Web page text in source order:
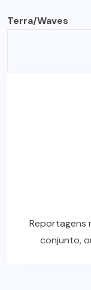
Terra/Waves
Reportagens
conjunto,